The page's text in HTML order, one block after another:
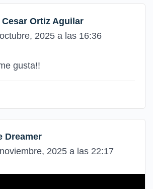
Ortiz Aguilar
2025 a las 16:36
gusta!!
Dreamer
2025 a las 22:17